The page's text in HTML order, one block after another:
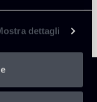
dettagli